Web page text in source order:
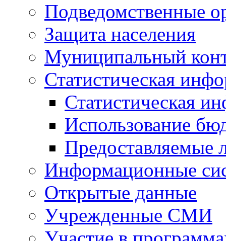
Подведомственные
Защита населения
Муниципальный
Статистическая
Статистическая
Использование
Предоставляемые
Информационные
Открытые данные
Учрежденные СМИ